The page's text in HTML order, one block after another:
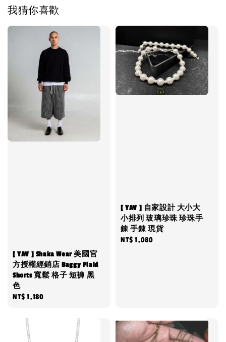
我猜你喜歡
[ YAV ] Shaka Wear 美國官
方授權經銷店 Baggy Plaid
Shorts 寬鬆 格子 短褲 黑
色
Regular
NT$ 1,180
[ YAV ] 自家設計 大小大
小排列 玻璃珍珠 珍珠手
錬 手錬 現貨
Regular
NT$ 1,080